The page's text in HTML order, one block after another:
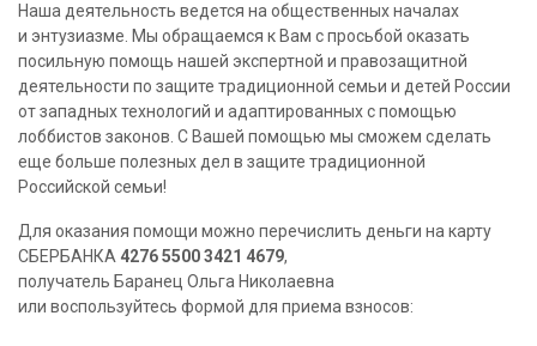
Наша деятельность ведется на общественных началах
и энтузиазме. Мы обращаемся к Вам с просьбой оказать
посильную помощь нашей экспертной и правозащитной
деятельности по защите традиционной семьи и детей России
от западных технологий и адаптированных с помощью
лоббистов законов. С Вашей помощью мы сможем сделать
еще больше полезных дел в защите традиционной
Российской семьи!
Для оказания помощи можно перечислить деньги на карту
СБЕРБАНКА 4276 5500 3421 4679,
получатель Баранец Ольга Николаевна
или воспользуйтесь формой для приема взносов: